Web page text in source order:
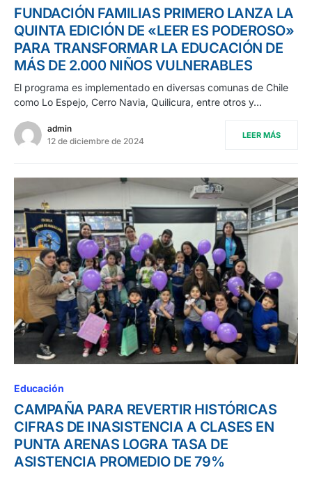
FUNDACIÓN FAMILIAS PRIMERO LANZA LA
QUINTA EDICIÓN DE «LEER ES PODEROSO»
PARA TRANSFORMAR LA EDUCACIÓN DE
MÁS DE 2.000 NIÑOS VULNERABLES
El programa es implementado en diversas comunas de Chile
como Lo Espejo, Cerro Navia, Quilicura, entre otros y…
admin
12 de diciembre de 2024
LEER MÁS
Educación
CAMPAÑA PARA REVERTIR HISTÓRICAS
CIFRAS DE INASISTENCIA A CLASES EN
PUNTA ARENAS LOGRA TASA DE
ASISTENCIA PROMEDIO DE 79%